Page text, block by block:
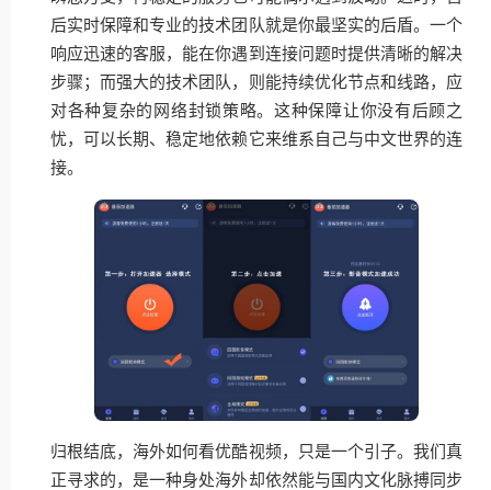
后实时保障和专业的技术团队就是你最坚实的后盾。一个
响应迅速的客服，能在你遇到连接问题时提供清晰的解决
步骤；而强大的技术团队，则能持续优化节点和线路，应
对各种复杂的网络封锁策略。这种保障让你没有后顾之
忧，可以长期、稳定地依赖它来维系自己与中文世界的连
接。
归根结底，海外如何看优酷视频，只是一个引子。我们真
正寻求的，是一种身处海外却依然能与国内文化脉搏同步